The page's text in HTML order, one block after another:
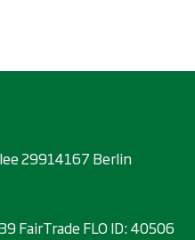
29914167 Berlin
FairTrade FLO ID:40506